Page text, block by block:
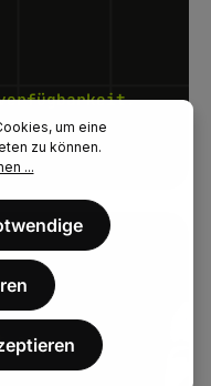
an
um eine
zu können.
...